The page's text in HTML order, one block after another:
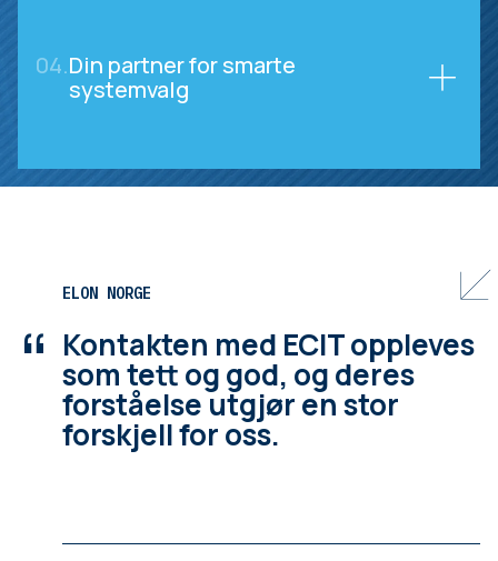
04.Din partner for smarte
systemvalg
“
ELON NORGE
Kontakten med ECIT oppleves
som tett og god, og deres
forståelse utgjør en stor
forskjell for oss.